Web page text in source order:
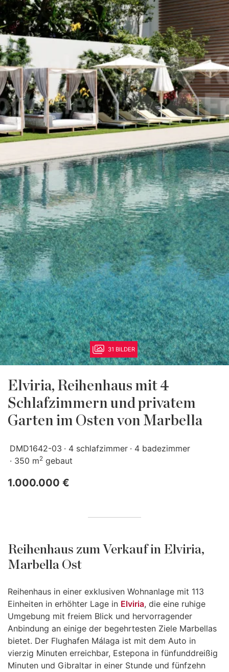
31 BILDER
Elviria, Reihenhaus mit 4
Schlafzimmern und privatem
Garten im Osten von Marbella
DMD1642-03 4 schlafzimmer
4 badezimmer
350 m2 gebaut
1.000.000 €
Reihenhaus zum Verkauf in Elviria,
Marbella Ost
Reihenhaus in einer exklusiven Wohnanlage mit 113
Einheiten in erhöhter Lage in Elviria, die eine ruhige
Umgebung mit freiem Blick und hervorragender
Anbindung an einige der begehrtesten Ziele Marbellas
bietet. Der Flughafen Málaga ist mit dem Auto in
vierzig Minuten erreichbar, Estepona in fünfunddreißig
Minuten und Gibraltar in einer Stunde und fünfzehn